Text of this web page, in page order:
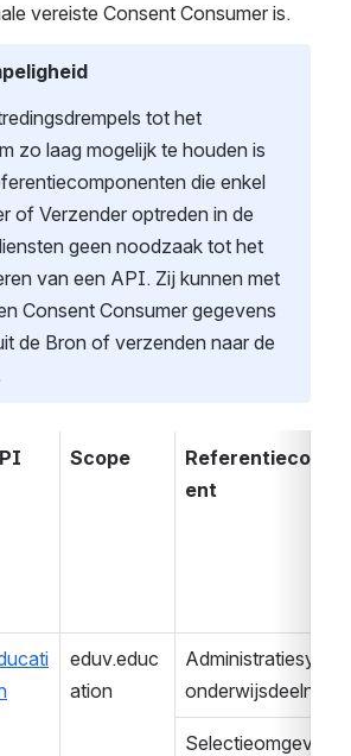
vereiste Consent Consumer is.
tot het
zo laag mogelijk te houden is
die enkel
of Verzender optreden in de
geen noodzaak tot het
van een API. Zij kunnen met
Consent Consumer gegevens
de Bron of verzenden naar de
Scope
ent
eduv.educ
ation
Selectieomgeving